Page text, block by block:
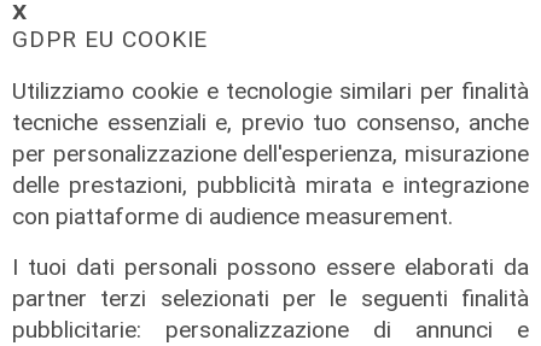
𝗫
GDPR EU COOKIE
Utilizziamo cookie e tecnologie similari per finalità
tecniche essenziali e, previo tuo consenso, anche
per personalizzazione dell'esperienza, misurazione
delle prestazioni, pubblicità mirata e integrazione
con piattaforme di audience measurement.
I tuoi dati personali possono essere elaborati da
partner terzi selezionati per le seguenti finalità
pubblicitarie: personalizzazione di annunci e
la novità
Genova, un'area di sosta panoramica
e un teatro all'aperto: ecco il nuovo
volto di Begato
11/08/2022